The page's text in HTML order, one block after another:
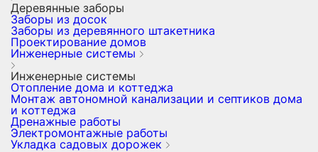
Деревянные заборы
Заборы из досок
Заборы из деревянного штакетника
Проектирование домов
Инженерные системы
Инженерные системы
Отопление дома и коттеджа
Монтаж автономной канализации и септиков дома
и коттеджа
Дренажные работы
Электромонтажные работы
Укладка садовых дорожек